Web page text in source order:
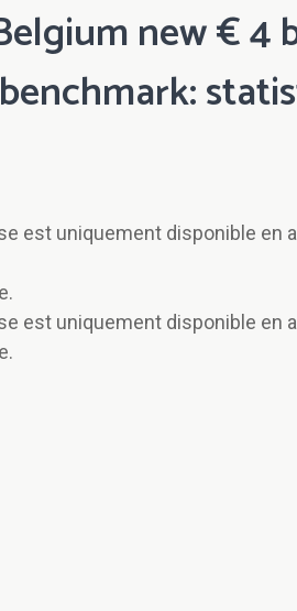
new € 4
est uniquement disponible en
est uniquement disponible en